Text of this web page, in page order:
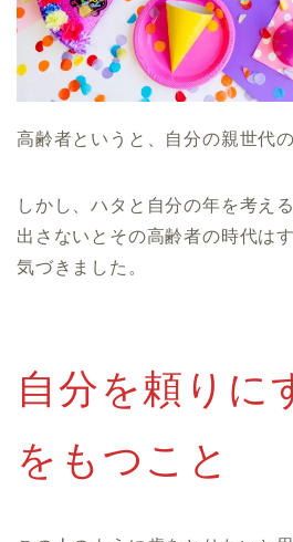
高齢者というと、自分の親世代
しかし、ハタと自分の年を考え
出さないとその高齢者の時代は
気づきました。
自分を頼りに
をもつこと